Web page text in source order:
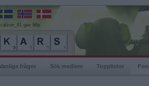
gav 86p
frågor Sök medlem Topplistor